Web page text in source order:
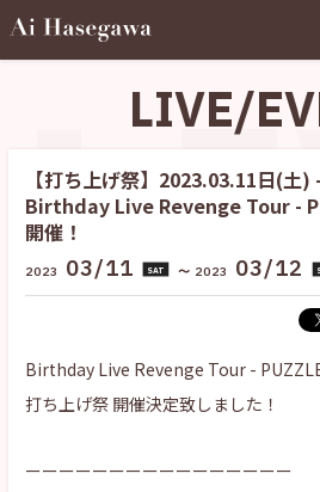
LIVE/
【打ち上げ祭】2023.03.11日(土
Birthday Live Revenge Tour -
開催！
2023 03/11 SAT 〜 2023 03/12
Birthday Live Revenge Tour -
打ち上げ祭 開催決定致しました！
ーーーーーーーーーーーーーーーー